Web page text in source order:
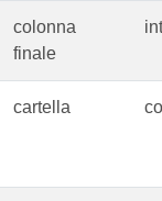
colonna
finale
cartella